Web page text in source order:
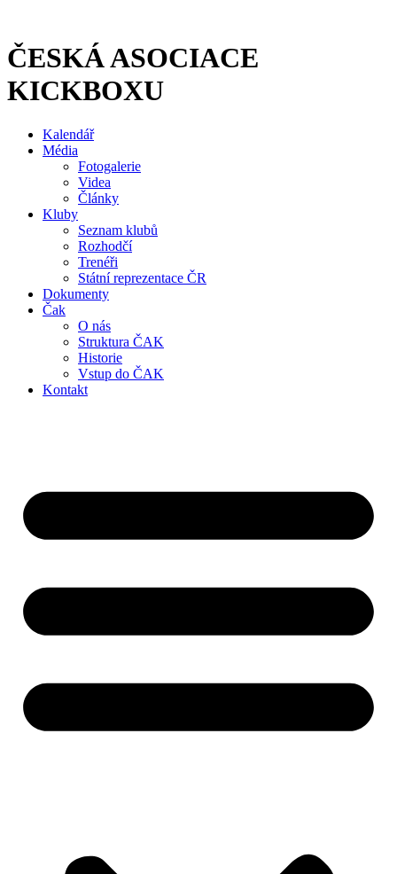
obsahu
ČESKÁ ASOCIACE
KICKBOXU
Kalendář
Média
Fotogalerie
Videa
Články
Kluby
Seznam klubů
Rozhodčí
Trenéři
Státní reprezentace ČR
Dokumenty
Čak
O nás
Struktura ČAK
Historie
Vstup do ČAK
Kontakt